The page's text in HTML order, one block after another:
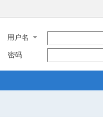
用户名
密码